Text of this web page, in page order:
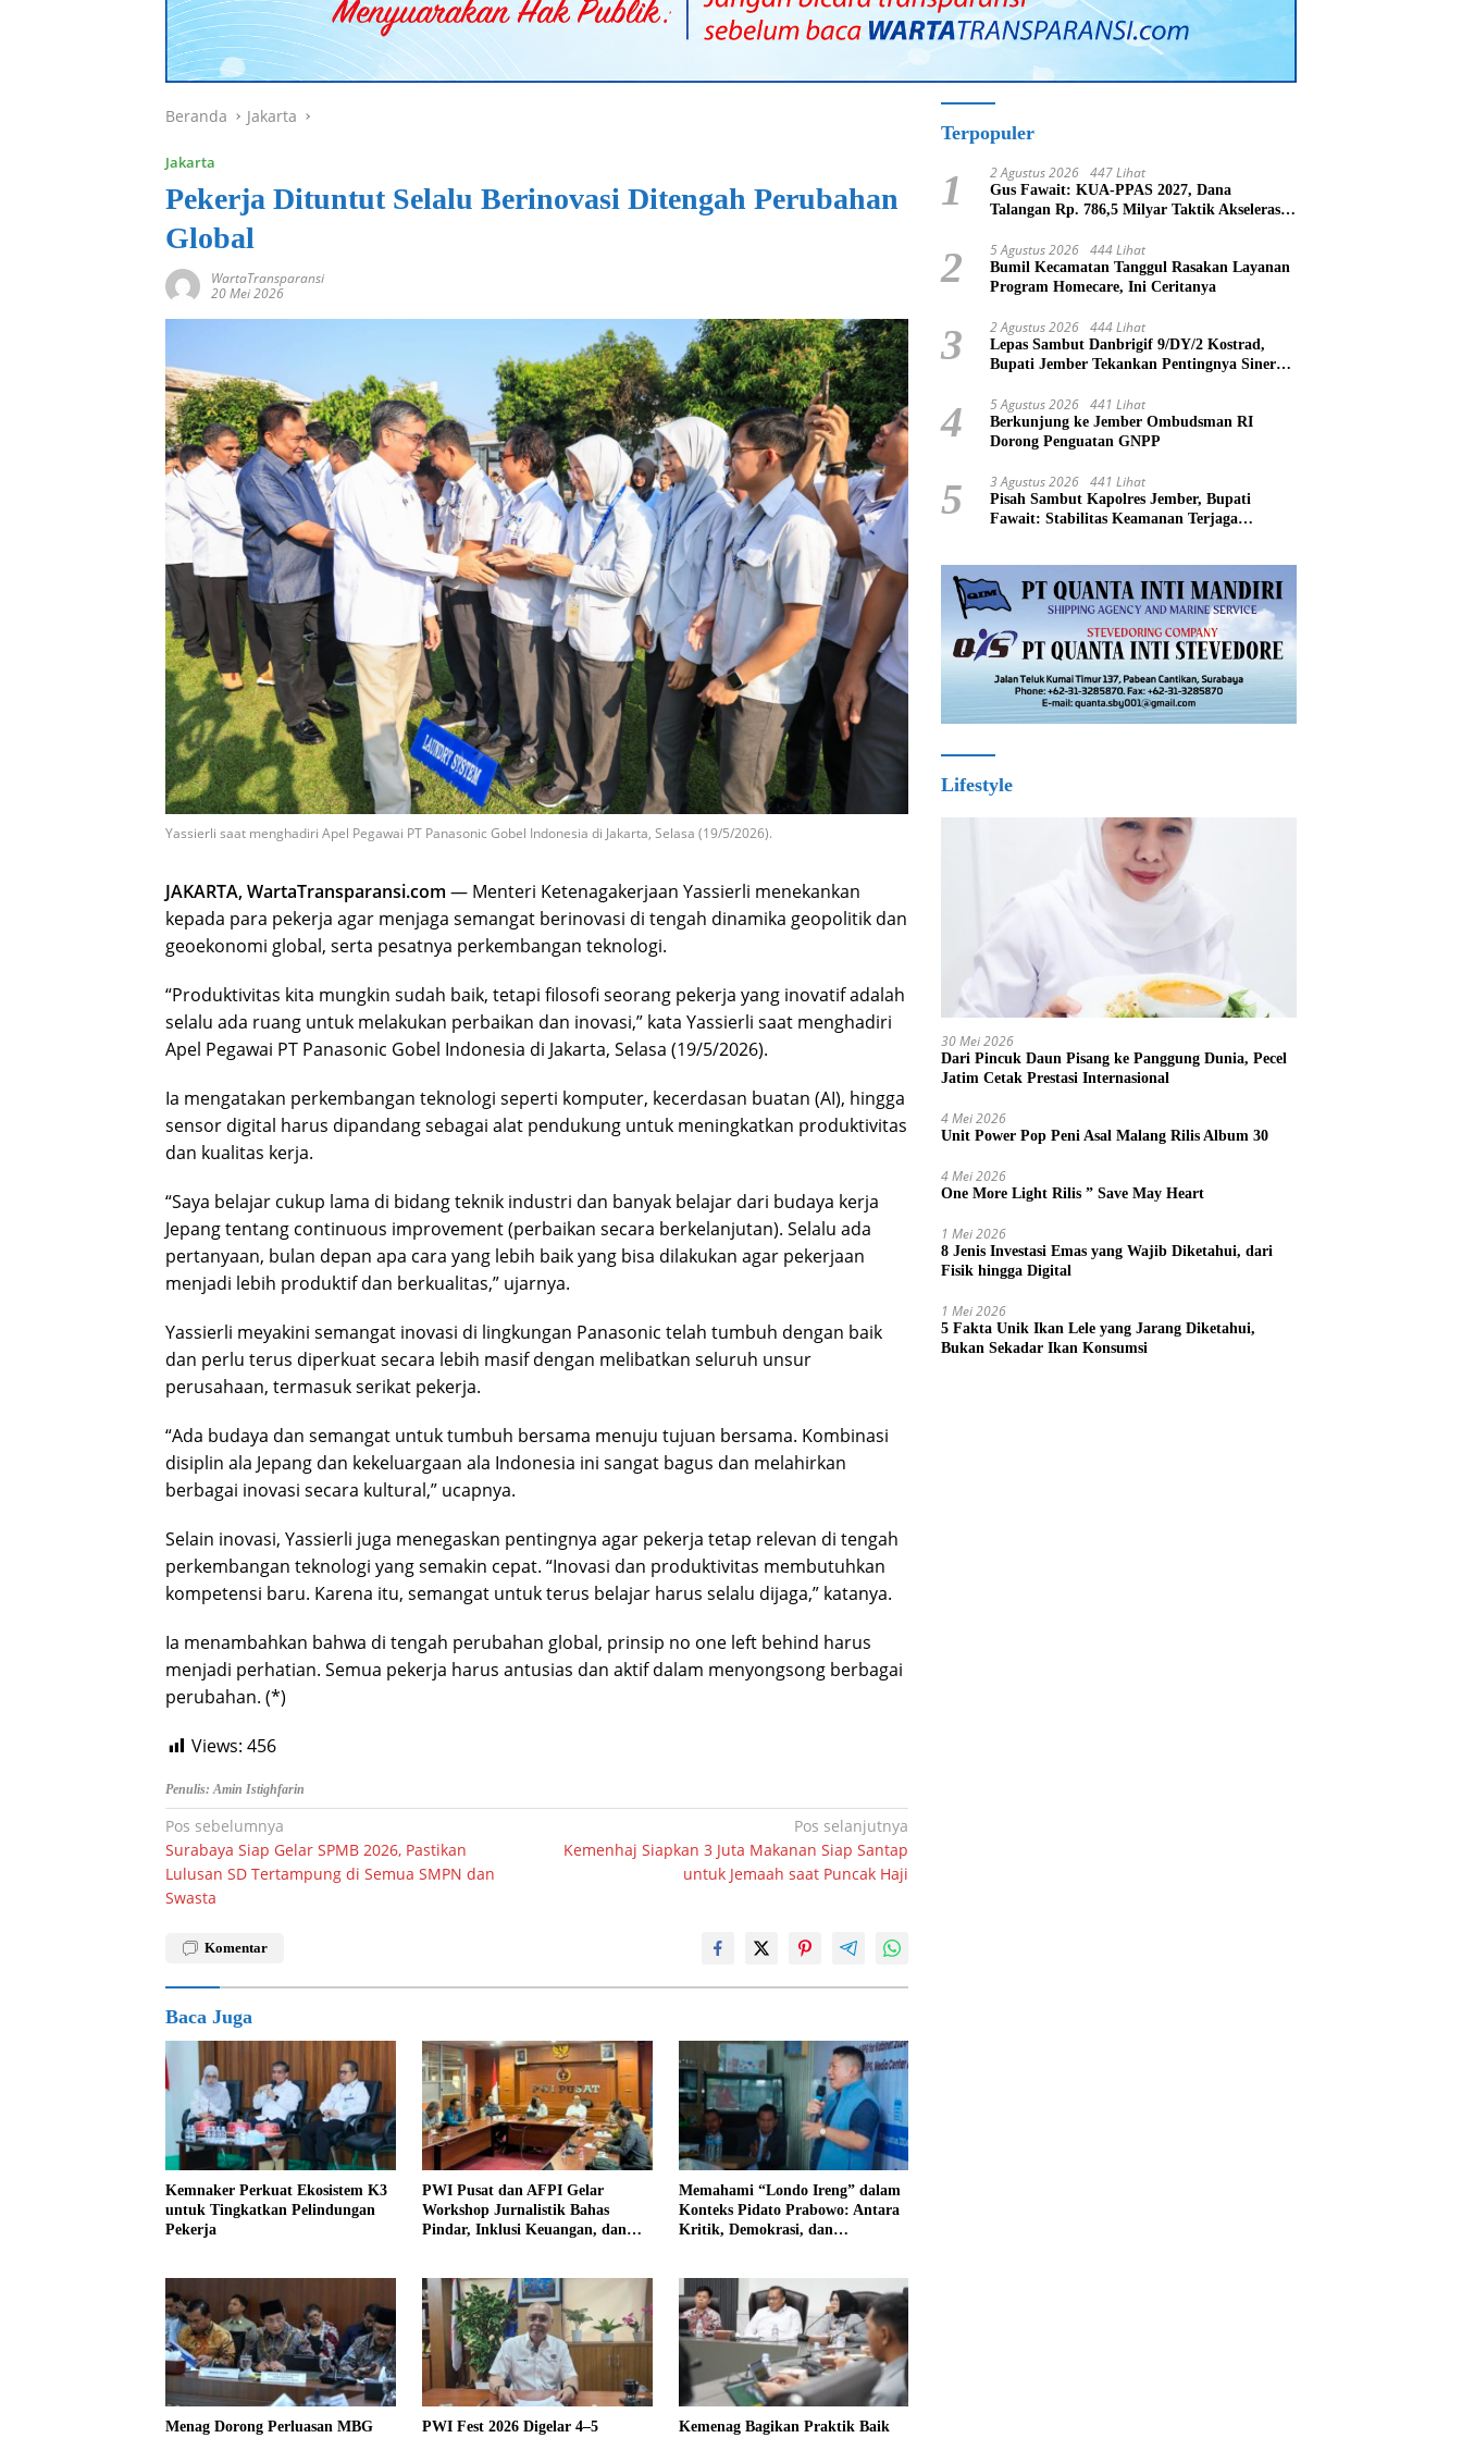
Beranda Jakarta
Jakarta
Pekerja Dituntut Selalu Berinovasi Ditengah Perubahan
Global
WartaTransparansi
20 Mei 2026
Yassierli saat menghadiri Apel Pegawai PT Panasonic Gobel Indonesia di Jakarta, Selasa (19/5/2026).
JAKARTA, WartaTransparansi.com — Menteri Ketenagakerjaan Yassierli menekankan
kepada para pekerja agar menjaga semangat berinovasi di tengah dinamika geopolitik dan
geoekonomi global, serta pesatnya perkembangan teknologi.
“Produktivitas kita mungkin sudah baik, tetapi filosofi seorang pekerja yang inovatif adalah
selalu ada ruang untuk melakukan perbaikan dan inovasi,” kata Yassierli saat menghadiri
Apel Pegawai PT Panasonic Gobel Indonesia di Jakarta, Selasa (19/5/2026).
Ia mengatakan perkembangan teknologi seperti komputer, kecerdasan buatan (AI), hingga
sensor digital harus dipandang sebagai alat pendukung untuk meningkatkan produktivitas
dan kualitas kerja.
“Saya belajar cukup lama di bidang teknik industri dan banyak belajar dari budaya kerja
Jepang tentang continuous improvement (perbaikan secara berkelanjutan). Selalu ada
pertanyaan, bulan depan apa cara yang lebih baik yang bisa dilakukan agar pekerjaan
menjadi lebih produktif dan berkualitas,” ujarnya.
Yassierli meyakini semangat inovasi di lingkungan Panasonic telah tumbuh dengan baik
dan perlu terus diperkuat secara lebih masif dengan melibatkan seluruh unsur
perusahaan, termasuk serikat pekerja.
“Ada budaya dan semangat untuk tumbuh bersama menuju tujuan bersama. Kombinasi
disiplin ala Jepang dan kekeluargaan ala Indonesia ini sangat bagus dan melahirkan
berbagai inovasi secara kultural,” ucapnya.
Selain inovasi, Yassierli juga menegaskan pentingnya agar pekerja tetap relevan di tengah
perkembangan teknologi yang semakin cepat. “Inovasi dan produktivitas membutuhkan
kompetensi baru. Karena itu, semangat untuk terus belajar harus selalu dijaga,” katanya.
Ia menambahkan bahwa di tengah perubahan global, prinsip no one left behind harus
menjadi perhatian. Semua pekerja harus antusias dan aktif dalam menyongsong berbagai
perubahan. (*)
Views: 456
Penulis: Amin Istighfarin
Navigasi
pos
Pos sebelumnya
Surabaya Siap Gelar SPMB 2026, Pastikan
Lulusan SD Tertampung di Semua SMPN dan
Swasta
Pos selanjutnya
Kemenhaj Siapkan 3 Juta Makanan Siap Santap
untuk Jemaah saat Puncak Haji
Komentar
Baca Juga
Kemnaker Perkuat Ekosistem K3
untuk Tingkatkan Pelindungan
Pekerja
PWI Pusat dan AFPI Gelar
Workshop Jurnalistik Bahas
Pindar, Inklusi Keuangan, dan
Memahami “Londo Ireng” dalam
Konteks Pidato Prabowo: Antara
Kritik, Demokrasi, dan
Menag Dorong Perluasan MBG PWI Fest 2026 Digelar 4–5 Kemenag Bagikan Praktik Baik
Terpopuler
1 2 Agustus 2026 447 Lihat
Gus Fawait: KUA-PPAS 2027, Dana
Talangan Rp. 786,5 Milyar Taktik Akselerasi
2 5 Agustus 2026 444 Lihat
Bumil Kecamatan Tanggul Rasakan Layanan
Program Homecare, Ini Ceritanya
3 2 Agustus 2026 444 Lihat
Lepas Sambut Danbrigif 9/DY/2 Kostrad,
Bupati Jember Tekankan Pentingnya Sinergi
4 5 Agustus 2026 441 Lihat
Berkunjung ke Jember Ombudsman RI
Dorong Penguatan GNPP
5 3 Agustus 2026 441 Lihat
Pisah Sambut Kapolres Jember, Bupati
Fawait: Stabilitas Keamanan Terjaga
Lifestyle
30 Mei 2026
Dari Pincuk Daun Pisang ke Panggung Dunia, Pecel
Jatim Cetak Prestasi Internasional
4 Mei 2026
Unit Power Pop Peni Asal Malang Rilis Album 30
4 Mei 2026
One More Light Rilis ” Save May Heart
1 Mei 2026
8 Jenis Investasi Emas yang Wajib Diketahui, dari
Fisik hingga Digital
1 Mei 2026
5 Fakta Unik Ikan Lele yang Jarang Diketahui,
Bukan Sekadar Ikan Konsumsi